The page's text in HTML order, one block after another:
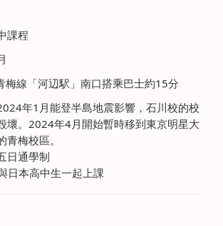
課程
梅線「河辺駅」南口搭乘巴士約15分
年1月能登半島地震影響，石川校的校
壞。2024年4月開始暫時移到東京明星大
青梅校區。
日通學制
日本高中生一起上課